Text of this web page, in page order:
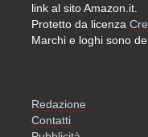
link al sito Amazon.it.
Protetto da licenza
Marchi e loghi sono
Redazione
Contatti